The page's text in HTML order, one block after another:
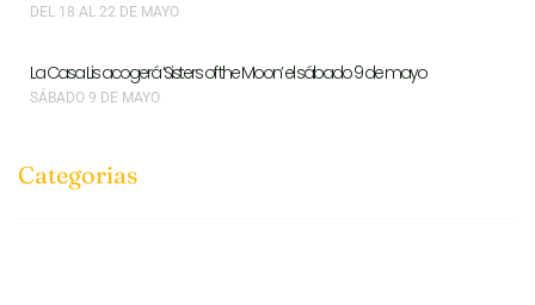
DEL 18 AL 22 DE MAYO
La Casa Lis acogerá ‘Sisters of the Moon’ el sábado 9 de mayo
SÁBADO 9 DE MAYO
Categorias